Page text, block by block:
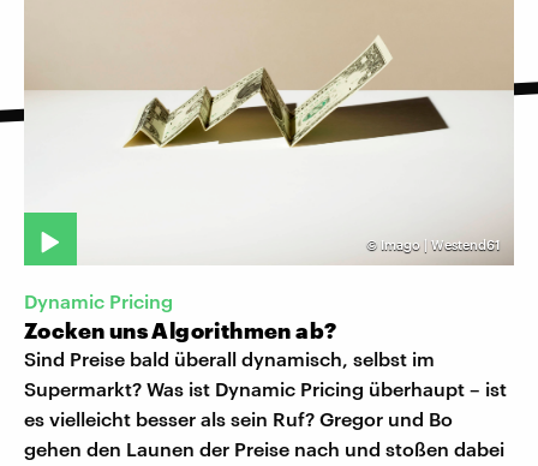
© Imago | Westend61
Dynamic Pricing
Zocken uns Algorithmen ab?
Sind Preise bald überall dynamisch, selbst im
Supermarkt? Was ist Dynamic Pricing überhaupt – ist
es vielleicht besser als sein Ruf? Gregor und Bo
gehen den Launen der Preise nach und stoßen dabei